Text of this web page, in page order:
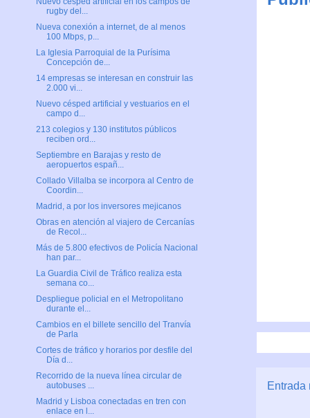
Entrada
rugby del...
Nueva conexión a internet, de al menos
100 Mbps, p...
La Iglesia Parroquial de la Purísima
Concepción de...
14 empresas se interesan en construir las
2.000 vi...
Nuevo césped artificial y vestuarios en el
campo d...
213 colegios y 130 institutos públicos
reciben ord...
Septiembre en Barajas y resto de
aeropuertos españ...
Collado Villalba se incorpora al Centro de
Coordin...
Madrid, a por los inversores mejicanos
Obras en atención al viajero de Cercanías
de Recol...
Más de 5.800 efectivos de Policía Nacional
han par...
La Guardia Civil de Tráfico realiza esta
semana co...
Despliegue policial en el Metropolitano
durante el...
Cambios en el billete sencillo del Tranvía
de Parla
Cortes de tráfico y horarios por desfile del
Día d...
Recorrido de la nueva línea circular de
autobuses ...
Madrid y Lisboa conectadas en tren con
enlace en l...